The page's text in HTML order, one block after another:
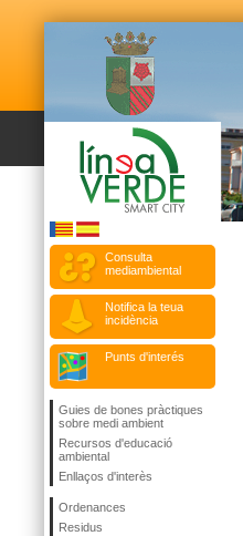
Consulta
mediambiental
Notifica la teua
incidència
Punts d'interés
Guies de bones pràctiques
sobre medi ambient
Recursos d'educació
ambiental
Enllaços d'interès
Ordenances
Residus